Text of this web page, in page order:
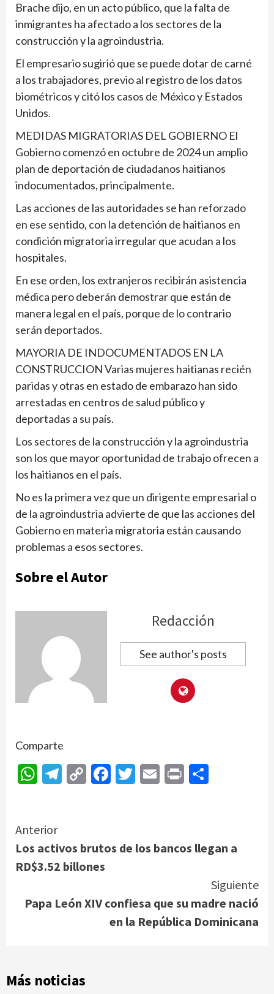
Brache dijo, en un acto público, que la falta de
inmigrantes ha afectado a los sectores de la
construcción y la agroindustria.
El empresario sugirió que se puede dotar de carné
a los trabajadores, previo al registro de los datos
biométricos y citó los casos de México y Estados
Unidos.
MEDIDAS MIGRATORIAS DEL GOBIERNO El
Gobierno comenzó en octubre de 2024 un amplio
plan de deportación de ciudadanos haitianos
indocumentados, principalmente.
Las acciones de las autoridades se han reforzado
en ese sentido, con la detención de haitianos en
condición migratoria irregular que acudan a los
hospitales.
En ese orden, los extranjeros recibirán asistencia
médica pero deberán demostrar que están de
manera legal en el país, porque de lo contrario
serán deportados.
MAYORIA DE INDOCUMENTADOS EN LA
CONSTRUCCION Varias mujeres haitianas recién
paridas y otras en estado de embarazo han sido
arrestadas en centros de salud público y
deportadas a su país.
Los sectores de la construcción y la agroindustria
son los que mayor oportunidad de trabajo ofrecen a
los haitianos en el país.
No es la primera vez que un dirigente empresarial o
de la agroindustria advierte de que las acciones del
Gobierno en materia migratoria están causando
problemas a esos sectores.
Sobre el Autor
Redacción
See author's posts
Comparte
WhatsApp
Telegram
CopyFacebook
Twitter
Email
Print
Continue
Reading
Anterior
Los activos brutos de los bancos llegan a
RD$3.52 billones
Siguiente
Papa León XIV confiesa que su madre nació
en la República Dominicana
Más noticias